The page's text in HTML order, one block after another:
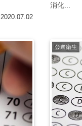
2020.07.02
消化...
公衆衛生